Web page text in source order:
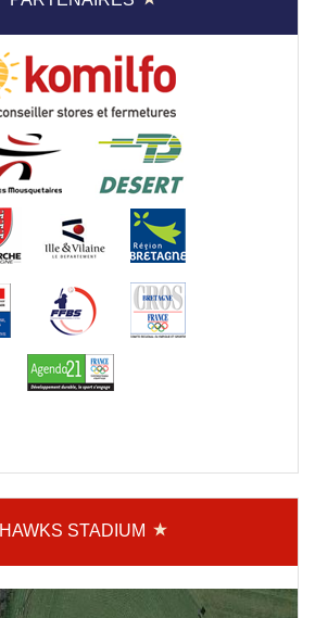
HAWKS STADIUM